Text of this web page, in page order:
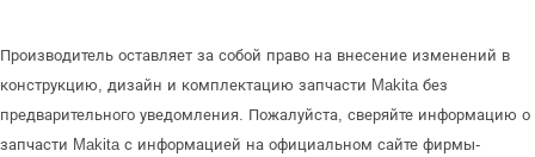
Производитель оставляет за собой право на внесение изменений в
конструкцию, дизайн и комплектацию запчасти Makita без
предварительного уведомления. Пожалуйста, сверяйте информацию о
запчасти Makita с информацией на официальном сайте фирмы-